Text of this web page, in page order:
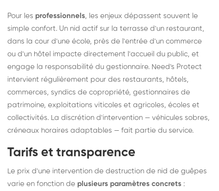
Pour les professionnels, les enjeux dépassent souvent le
simple confort. Un nid actif sur la terrasse d'un restaurant,
dans la cour d'une école, près de l'entrée d'un commerce
ou d'un hôtel impacte directement l'accueil du public, et
engage la responsabilité du gestionnaire. Need's Protect
intervient régulièrement pour des restaurants, hôtels,
commerces, syndics de copropriété, gestionnaires de
patrimoine, exploitations viticoles et agricoles, écoles et
collectivités. La discrétion d'intervention — véhicules sobres,
créneaux horaires adaptables — fait partie du service.
Tarifs et transparence
Le prix d'une intervention de destruction de nid de guêpes
varie en fonction de plusieurs paramètres concrets :